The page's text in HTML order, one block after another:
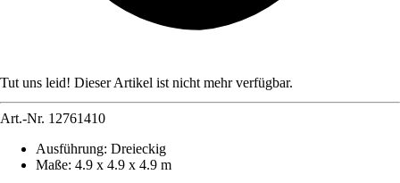
Tut uns leid! Dieser Artikel ist nicht mehr verfügbar.
Art.-Nr. 12761410
Ausführung: Dreieckig
Maße: 4.9 x 4.9 x 4.9 m